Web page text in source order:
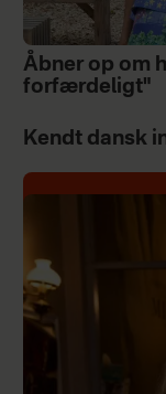
Åbner op om
forfærdeligt"
Kendt dansk